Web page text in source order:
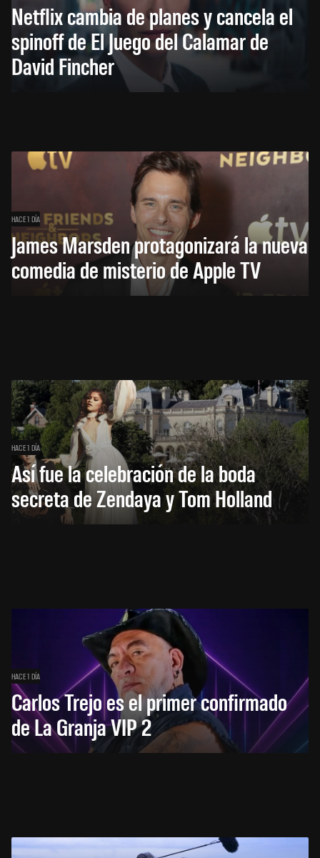
Netflix cambia de planes y cancela el
spinoff de El Juego del Calamar de
David Fincher
HACE 1 DÍA
James Marsden protagonizará la nueva
comedia de misterio de Apple TV
HACE 1 DÍA
Así fue la celebración de la boda
secreta de Zendaya y Tom Holland
HACE 1 DÍA
Carlos Trejo es el primer confirmado
de La Granja VIP 2